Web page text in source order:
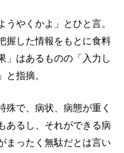
うやくかよ」とひと言。
握した情報をもとに食料
」はあるものの「入力し
と指摘。
殊で、病状、病態が重く
あるし、それができる病
まったく無駄だとは言い